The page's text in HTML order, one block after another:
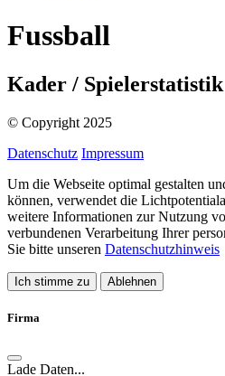
Fussball
Kader / Spielerstatistik
© Copyright 2025
Datenschutz Impressum
Um die Webseite optimal gestalten
können, verwendet die
weitere Informationen zur Nutzung
verbundenen Verarbeitung Ihrer
Sie bitte unseren Datenschutzhinweis
Ich stimme zu Ablehnen
Firma
Lade Daten...